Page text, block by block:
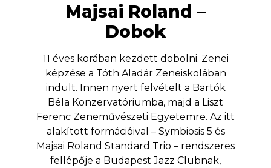
Majsai Roland –
Dobok
11 éves korában kezdett dobolni. Zenei
képzése a Tóth Aladár Zeneiskolában
indult. Innen nyert felvételt a Bartók
Béla Konzervatóriumba, majd a Liszt
Ferenc Zeneművészeti Egyetemre. Az itt
alakított formációival – Symbiosis 5 és
Majsai Roland Standard Trio – rendszeres
fellépője a Budapest Jazz Clubnak,